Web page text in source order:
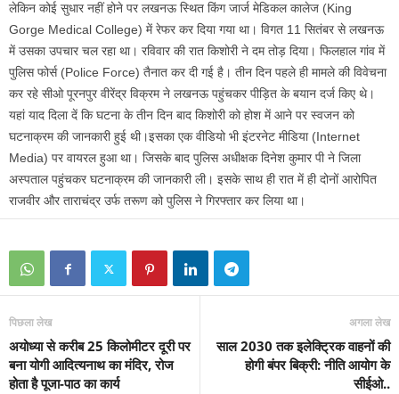
लेकिन कोई सुधार नहीं होने पर लखनऊ स्थित किंग जार्ज मेडिकल कालेज (King
Gorge Medical College) में रेफर कर दिया गया था। विगत 11 सितंबर से लखनऊ
में उसका उपचार चल रहा था। रविवार की रात किशोरी ने दम तोड़ दिया। फिलहाल गांव में
पुलिस फोर्स (Police Force) तैनात कर दी गई है। तीन दिन पहले ही मामले की विवेचना
कर रहे सीओ पूरनपुर वीरेंद्र विक्रम ने लखनऊ पहुंचकर पीड़ित के बयान दर्ज किए थे।
यहां याद दिला दें कि घटना के तीन दिन बाद किशोरी को होश में आने पर स्वजन को
घटनाक्रम की जानकारी हुई थी।इसका एक वीडियो भी इंटरनेट मीडिया (Internet
Media) पर वायरल हुआ था। जिसके बाद पुलिस अधीक्षक दिनेश कुमार पी ने जिला
अस्पताल पहुंचकर घटनाक्रम की जानकारी ली। इसके साथ ही रात में ही दोनों आरोपित
राजवीर और ताराचंद्र उर्फ तरूण को पुलिस ने गिरफ्तार कर लिया था।
पिछला लेख
अयोध्या से करीब 25 किलोमीटर दूरी पर
बना योगी आदित्यनाथ का मंदिर, रोज
होता है पूजा-पाठ का कार्य
अगला लेख
साल 2030 तक इलेक्ट्रिक वाहनों की
होगी बंपर बिक्री: नीति आयोग के
सीईओ..